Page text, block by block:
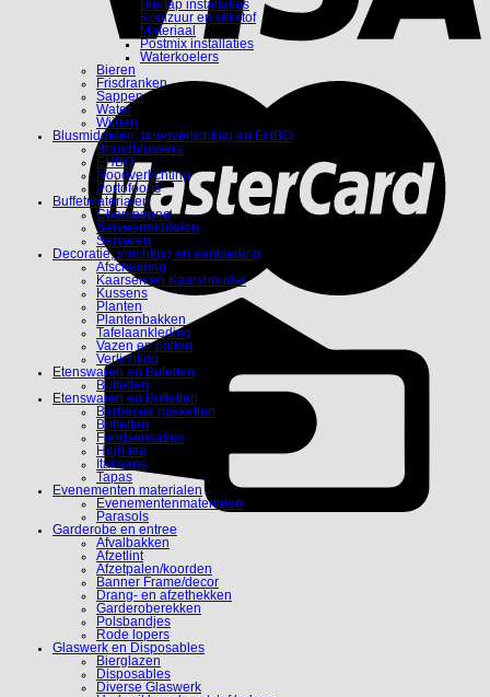
Biertap installaties
Koolzuur en stikstof
Materiaal
Postmix installaties
Waterkoelers
Bieren
Frisdranken
Sappen
Water
Wijnen
Blusmiddelen, noodverlichting en EHBO
Brandblussers
EHBO
Noodverlichting
Portofoons
Buffetmaterialen
Champagne
Serveermiddelen
Serveren
Decoratie, inrichting en aankleding
Afscheiding
Kaarsen en Kaarshouder
Kussens
Planten
Plantenbakken
Tafelaankleding
Vazen en potten
Verlichting
Etenswaren en Bufetten
Buffetten
Etenswaren en Buffetten
Barbecue pakketten
Buffetten
Foodsensaties
High tea
Italiaans
Tapas
Evenementen materialen
Evenementenmaterialen
Parasols
Garderobe en entree
Afvalbakken
Afzetlint
Afzetpalen/koorden
Banner Frame/decor
Drang- en afzethekken
Garderoberekken
Polsbandjes
Rode lopers
Glaswerk en Disposables
Bierglazen
Disposables
Diverse Glaswerk